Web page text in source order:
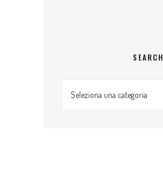
Search by topics